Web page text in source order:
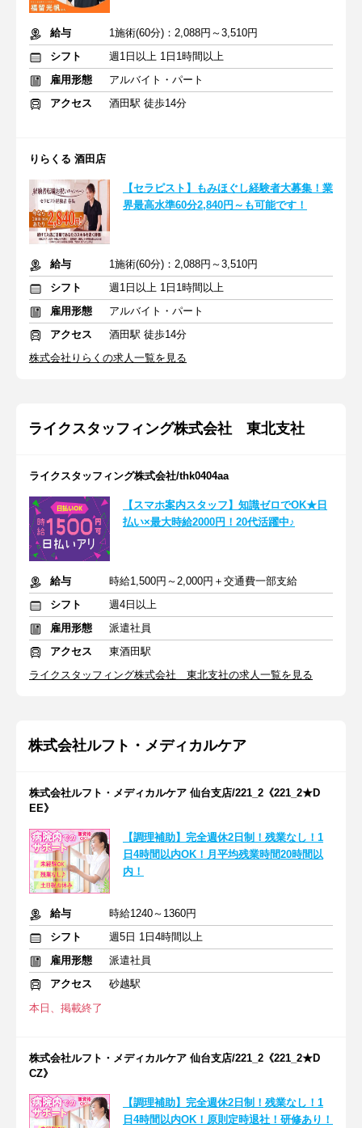
給与
1施術(60分)：2,088円～3,510円
シフト
週1日以上 1日1時間以上
雇用形態
アルバイト・パート
アクセス
酒田駅 徒歩14分
りらくる 酒田店
【セラピスト】もみほぐし経験者大募集！業
界最高水準60分2,840円～も可能です！
給与
1施術(60分)：2,088円～3,510円
シフト
週1日以上 1日1時間以上
雇用形態
アルバイト・パート
アクセス
酒田駅 徒歩14分
株式会社りらくの求人一覧を見る
ライクスタッフィング株式会社 東北支社
ライクスタッフィング株式会社/thk0404aa
【スマホ案内スタッフ】知識ゼロでOK★日
払い×最大時給2000円！20代活躍中♪
給与
時給1,500円～2,000円＋交通費一部支給
シフト
週4日以上
雇用形態
派遣社員
アクセス
東酒田駅
ライクスタッフィング株式会社 東北支社の求人一覧を見る
株式会社ルフト・メディカルケア
株式会社ルフト・メディカルケア 仙台支店/221_2《221_2★D
EE》
【調理補助】完全週休2日制！残業なし！1
日4時間以内OK！月平均残業時間20時間以
内！
給与
時給1240～1360円
シフト
週5日 1日4時間以上
雇用形態
派遣社員
アクセス
砂越駅
本日、掲載終了
株式会社ルフト・メディカルケア 仙台支店/221_2《221_2★D
CZ》
【調理補助】完全週休2日制！残業なし！1
日4時間以内OK！原則定時退社！研修あり！